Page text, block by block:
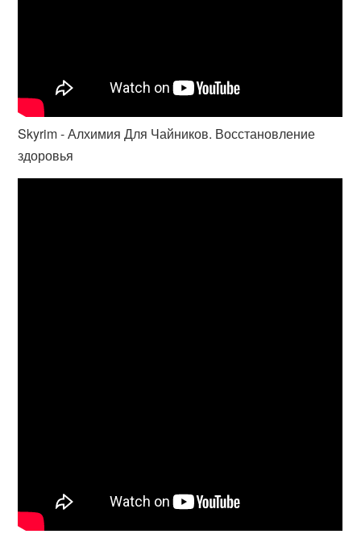
Skyrim - Алхимия Для Чайников. Восстановление
здоровья